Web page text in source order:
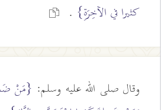
كثيرا في الآخِرَةِ} .
وقال صلى الله عليه وسلم: {مَنْ